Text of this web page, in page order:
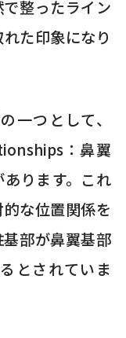
整ったライン
た印象になり
一つとして、
：鼻翼
ります。これ
な位置関係を
部が鼻翼基部
とされていま